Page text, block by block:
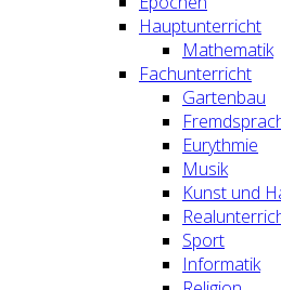
Hauptunterricht
Mathematik
Fachunterricht
Gartenbau
Eurythmie
Musik
Kunst und
Sport
Informatik